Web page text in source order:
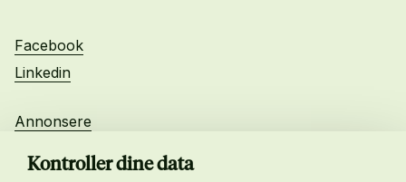
Kontroller dine data
Facebook
Linkedin
Annonsere